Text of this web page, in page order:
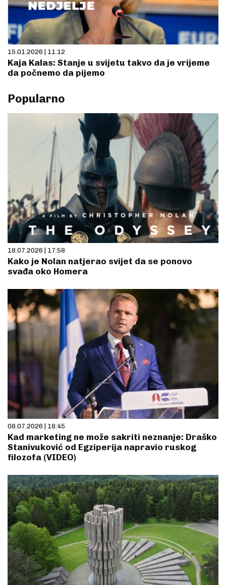
15.01.2026 | 11:12
Kaja Kalas: Stanje u svijetu takvo da je vrijeme
da počnemo da pijemo
Popularno
18.07.2026 | 17:58
Kako je Nolan natjerao svijet da se ponovo
svađa oko Homera
08.07.2026 | 18:45
Kad marketing ne može sakriti neznanje: Draško
Stanivuković od Egziperija napravio ruskog
filozofa (VIDEO)